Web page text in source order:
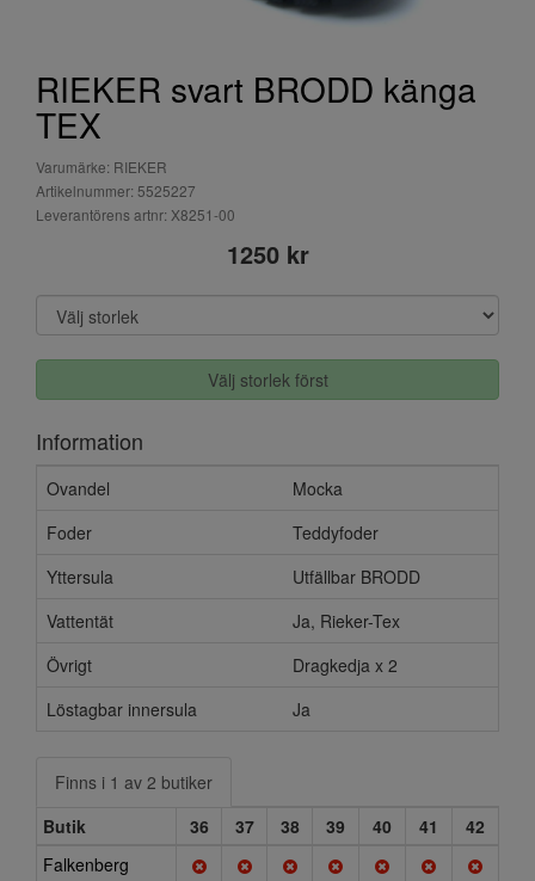
RIEKER svart BRODD känga
TEX
Varumärke: RIEKER
Artikelnummer: 5525227
Leverantörens artnr: X8251-00
1250 kr
Välj storlek först
Information
Ovandel
Mocka
Foder
Teddyfoder
Yttersula
Utfällbar BRODD
Vattentät
Ja, Rieker-Tex
Övrigt
Dragkedja x 2
Löstagbar innersula
Ja
Finns i 1 av 2 butiker
Butik
36 37 38 39 40 41
42
Falkenberg